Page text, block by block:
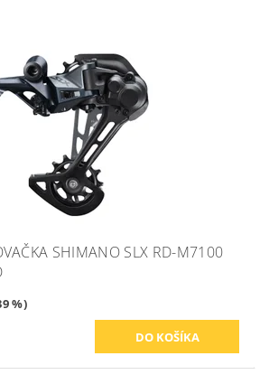
SHIMANO SLX RD-M7100
%)